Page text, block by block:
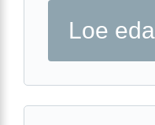
Loe